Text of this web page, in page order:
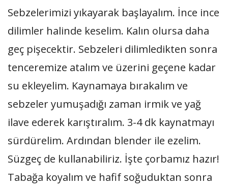
Sebzelerimizi yıkayarak başlayalım. İnce ince
dilimler halinde keselim. Kalın olursa daha
geç pişecektir. Sebzeleri dilimledikten sonra
tenceremize atalım ve üzerini geçene kadar
su ekleyelim. Kaynamaya bırakalım ve
sebzeler yumuşadığı zaman irmik ve yağ
ilave ederek karıştıralım. 3-4 dk kaynatmayı
sürdürelim. Ardından blender ile ezelim.
Süzgeç de kullanabiliriz. İşte çorbamız hazır!
Tabağa koyalım ve hafif soğuduktan sonra